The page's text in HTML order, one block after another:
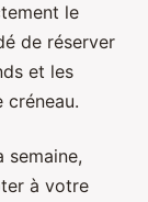
le
de réserver
et les
semaine,
à votre